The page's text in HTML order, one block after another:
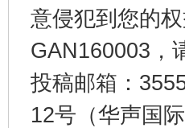
意侵犯到您的
GAN160003，
投稿邮箱：
12号（华声国